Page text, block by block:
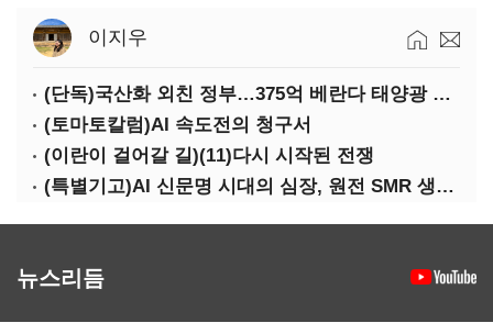
이지우
(단독)국산화 외친 정부…375억 베란다 태양광 사업엔 중국산만 남았다
(토마토칼럼)AI 속도전의 청구서
(이란이 걸어갈 길)(11)다시 시작된 전쟁
(특별기고)AI 신문명 시대의 심장, 원전 SMR 생태계 복원의 마지막 골든타임을 붙잡아라
뉴스리듬